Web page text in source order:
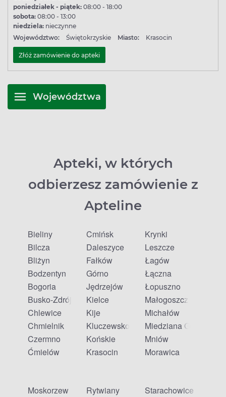
poniedziałek - piątek: 08:00 - 18:00
sobota: 08:00 - 13:00
niedziela: nieczynne
Województwo:
Świętokrzyskie Miasto: Krasocin
Złóż zamówienie do apteki
Województwa
Apteki, w których
odbierzesz zamówienie z
Apteline
Bieliny
Bilcza
Bliżyn
Bodzentyn
Bogoria
Busko-Zdrój
Chlewice
Chmielnik
Czermno
Ćmielów
Ćmińsk
Daleszyce
Fałków
Górno
Jędrzejów
Kielce
Kije
Kluczewsko
Końskie
Krasocin
Krynki
Leszcze
Łagów
Łączna
Łopuszno
Małogoszcz
Michałów
Miedziana Góra
Mniów
Morawica
Moskorzew
Rytwiany
Starachowice